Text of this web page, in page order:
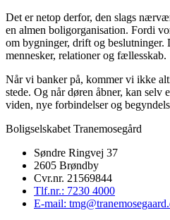
Det er netop derfor, den slags
en almen boligorganisation. Fordi
om bygninger, drift og beslutninger.
mennesker, relationer og fællesskab.
Når vi banker på, kommer vi ikke
stede. Og når døren åbner, kan selv
viden, nye forbindelser og
Boligselskabet Tranemosegård
Søndre Ringvej 37
2605 Brøndby
Cvr.nr. 21569844
Tlf.nr.: 7230 4000
E-mail: